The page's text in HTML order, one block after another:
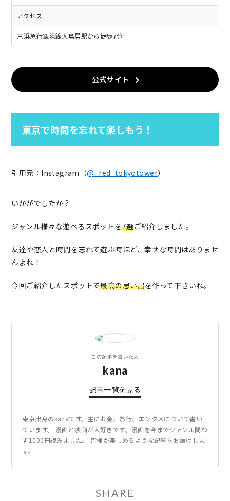
アクセス
京浜急行空港線大鳥居駅から徒歩7分
公式サイト
東京で時間を忘れて楽しもう！
引用元：Instagram（@_red_tokyotower）
いかがでしたか？
ジャンル様々な遊べるスポットを7選ご紹介しました。
友達や恋人と時間を忘れて遊ぶ時ほど、幸せな時間はありませ
んよね！
今回ご紹介したスポットで最高の思い出を作って下さいね。
この記事を書いた人
kana
記事一覧を見る
東京出身のkanaです。主にお金、旅行、エンタメについて書い
ています。 漫画と映画が大好きです。漫画を今までジャンル問わ
ず1000冊読みました。 皆様が楽しめるような記事をお届けしま
す。
SHARE